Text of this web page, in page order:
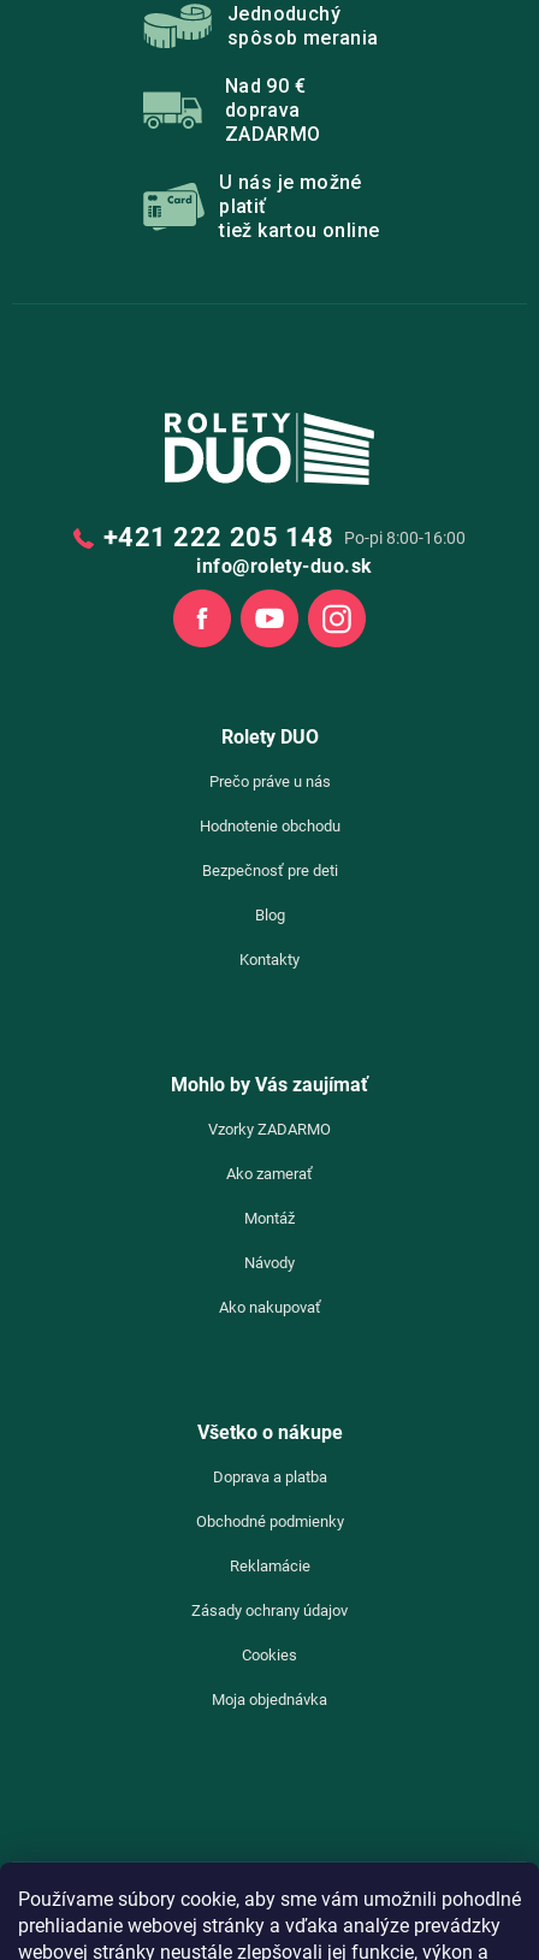
Používame súbory cookie, aby sme vám umožnili pohodlné
prehliadanie webovej stránky a vďaka analýze prevádzky
webovej stránky neustále zlepšovali jej funkcie, výkon a
Jednoduchý
spôsob merania
Nad 90 €
doprava
ZADARMO
U nás je možné
platiť
tiež kartou online
+421 222 205 148 Po-pi 8:00-16:00
info@rolety-duo.sk
Facebook Youtube
Rolety DUO
Prečo práve u nás
Hodnotenie obchodu
Bezpečnosť pre deti
Blog
Kontakty
Mohlo by Vás zaujímať
Vzorky ZADARMO
Ako zamerať
Montáž
Návody
Ako nakupovať
Všetko o nákupe
Doprava a platba
Obchodné podmienky
Reklamácie
Zásady ochrany údajov
Cookies
Moja objednávka